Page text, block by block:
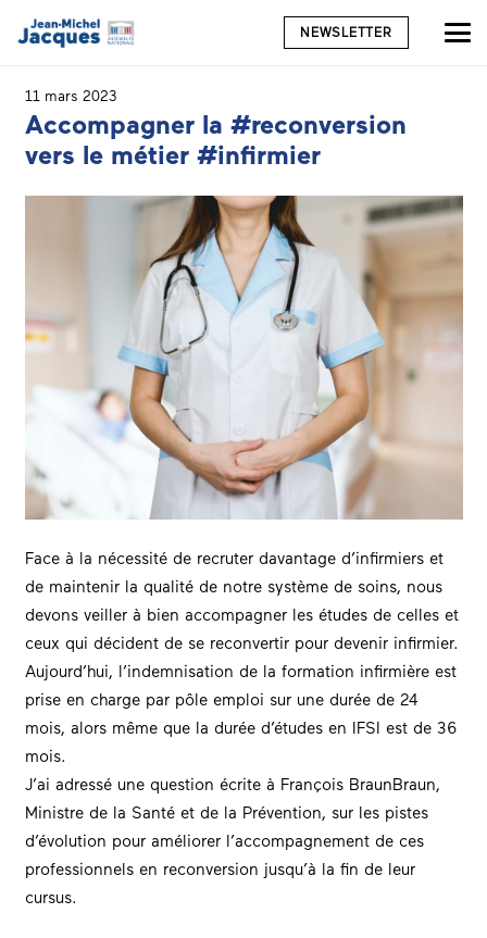
NEWSLETTER
11 mars 2023
Accompagner la #reconversion
vers le métier #infirmier
Face à la nécessité de recruter davantage d’infirmiers et
de maintenir la qualité de notre système de soins, nous
devons veiller à bien accompagner les études de celles et
ceux qui décident de se reconvertir pour devenir infirmier.
Aujourd’hui, l’indemnisation de la formation infirmière est
prise en charge par pôle emploi sur une durée de 24
mois, alors même que la durée d’études en IFSI est de 36
mois.
J’ai adressé une question écrite à François BraunBraun,
Ministre de la Santé et de la Prévention, sur les pistes
d’évolution pour améliorer l’accompagnement de ces
professionnels en reconversion jusqu’à la fin de leur
cursus.